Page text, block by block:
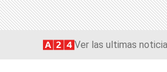
Ver las ultimas